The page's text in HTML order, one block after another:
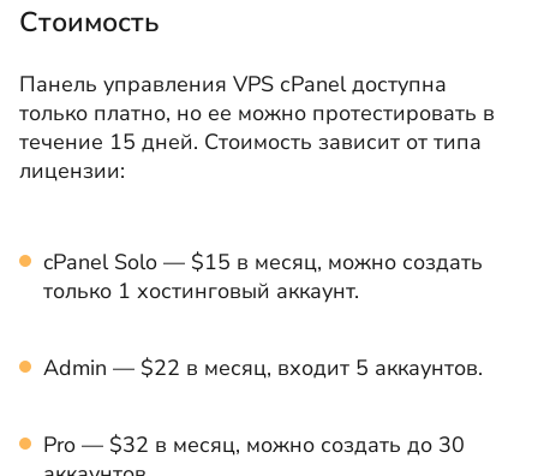
Стоимость
Панель управления VPS сPanel доступна
только платно, но ее можно протестировать в
течение 15 дней. Стоимость зависит от типа
лицензии:
cPanel Solo — $15 в месяц, можно создать
только 1 хостинговый аккаунт.
Admin — $22 в месяц, входит 5 аккаунтов.
Pro — $32 в месяц, можно создать до 30